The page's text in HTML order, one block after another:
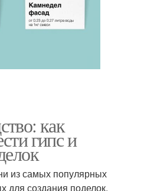
как
гипс и
из самых популярных
для создания поделок,